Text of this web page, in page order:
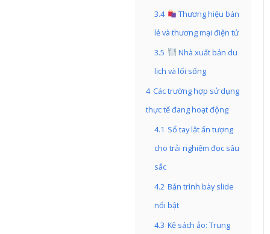
3.4
Thương hiệu bán
lẻ và thương mại điện tử
3.5
Nhà xuất bản du
lịch và lối sống
4 Các trường hợp sử dụng
thực tế đang hoạt động
4.1 Sổ tay lật ấn tượng
cho trải nghiệm đọc sâu
sắc
4.2 Bản trình bày slide
nổi bật
4.3 Kệ sách ảo: Trung